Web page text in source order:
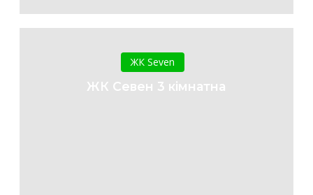
Севен
3
кімнатна
ЖК Seven
ЖК Севен 3 кімнатна